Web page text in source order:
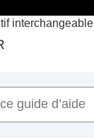
interchangeable
de votre
et des